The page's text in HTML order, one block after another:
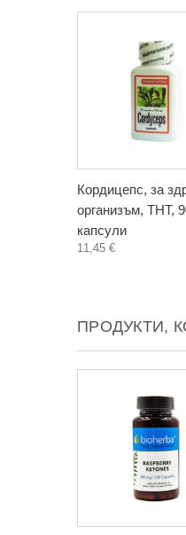
Кордицепс, за
организъм, ТНТ,
капсули
11,45 €
ПРОДУКТИ,